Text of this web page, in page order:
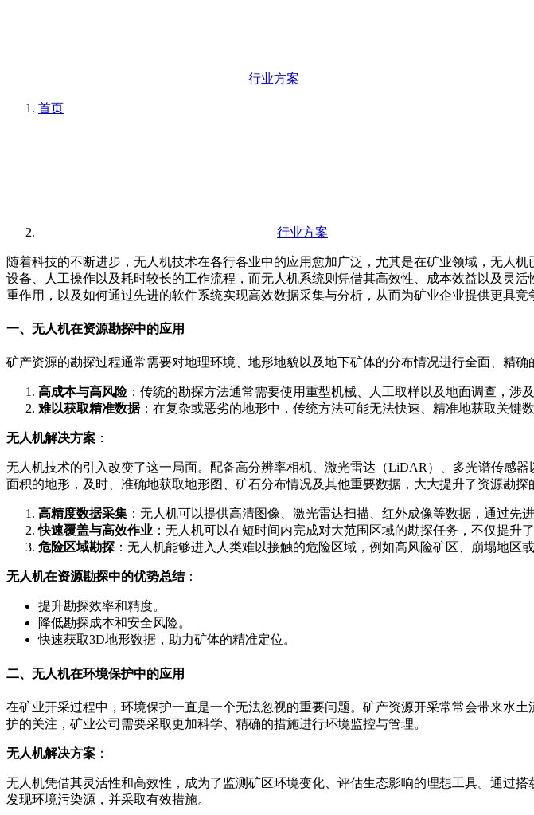
行业方案
首页
行业方案
随着科技的不断进步，无人机技术在各行各业中的应用愈加广泛，尤其是在矿业领域，无人
设备、人工操作以及耗时较长的工作流程，而无人机系统则凭借其高效性、成本效益以及灵
重作用，以及如何通过先进的软件系统实现高效数据采集与分析，从而为矿业企业提供更具竞
一、无人机在资源勘探中的应用
矿产资源的勘探过程通常需要对地理环境、地形地貌以及地下矿体的分布情况进行全面、精确
高成本与高风险：传统的勘探方法通常需要使用重型机械、人工取样以及地面调查，涉
难以获取精准数据：在复杂或恶劣的地形中，传统方法可能无法快速、精准地获取关键
无人机解决方案 ：
无人机技术的引入改变了这一局面。配备高分辨率相机、激光雷达（LiDAR）、多光谱传感
面积的地形，及时、准确地获取地形图、矿石分布情况及其他重要数据，大大提升了资源勘探
高精度数据采集 ：无人机可以提供高清图像、激光雷达扫描、红外成像等数据，通过先
快速覆盖与高效作业 ：无人机可以在短时间内完成对大范围区域的勘探任务，不仅提升
危险区域勘探 ：无人机能够进入人类难以接触的危险区域，例如高风险矿区、崩塌地区
无人机在资源勘探中的优势总结：
提升勘探效率和精度。
降低勘探成本和安全风险。
快速获取3D地形数据，助力矿体的精准定位。
二、无人机在环境保护中的应用
在矿业开采过程中，环境保护一直是一个无法忽视的重要问题。矿产资源开采常常会带来水
护的关注，矿业公司需要采取更加科学、精确的措施进行环境监控与管理。
无人机解决方案 ：
无人机凭借其灵活性和高效性，成为了监测矿区环境变化、评估生态影响的理想工具。通过
发现环境污染源，并采取有效措施。